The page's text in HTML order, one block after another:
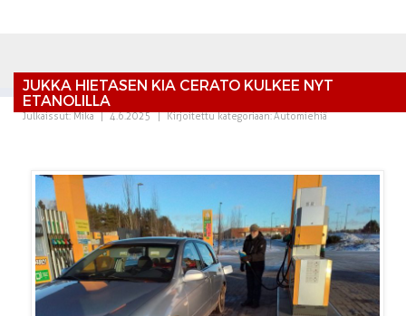
JUKKA HIETASEN KIA CERATO KULKEE NYT
ETANOLILLA
Julkaissut:Mika | 4.6.2025 | Kirjoitettu kategoriaan:Automiehiä